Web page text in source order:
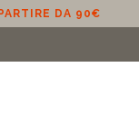
A PARTIRE DA